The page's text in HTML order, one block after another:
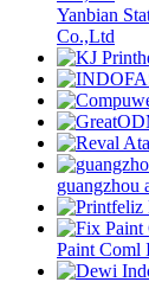
Yanbian
Co.,Ltd
guangzhou
Paint Coml